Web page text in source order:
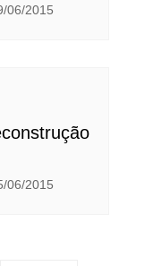
06/2015
06/2015